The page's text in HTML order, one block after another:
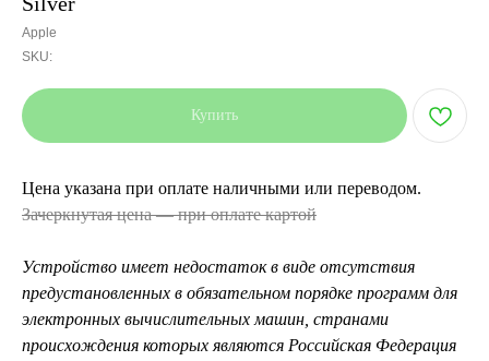
Apple
SKU:
Купить
Цена указана при оплате наличными или переводом.
Зачеркнутая цена — при оплате картой
Устройство имеет недостаток в виде отсутствия
предустановленных в обязательном порядке программ для
электронных вычислительных машин, странами
происхождения которых являются Российская Федерация